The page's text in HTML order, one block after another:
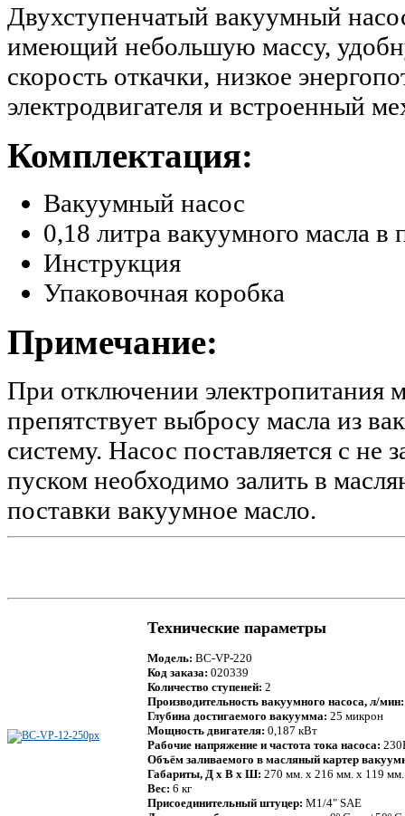
Двухступенчатый вакуумный
имеющий небольшую массу,
скорость откачки, низкое
электродвигателя и встроенный
Комплектация:
Вакуумный насос
0,18 литра вакуумного масла в
Инструкция
Упаковочная коробка
Примечание:
При отключении электропитания
препятствует выбросу масла из
систему. Насос поставляется с
пуском необходимо залить в
поставки вакуумное масло.
Технические параметры
Модель: BC-VP-220
Код заказа: 020339
Количество ступеней: 2
Производительность вакуумного насоса, л/мин:
Глубина достигаемого вакуумма: 25 микрон
Мощность двигателя: 0,187 кВт
Рабочие напряжение и частота тока насоса:
Объём заливаемого в масляный картер
Габариты, Д х В х Ш: 270 мм. х 216 мм. х 119 мм.
Вес: 6 кг
Присоединительный штуцер: M1/4" SAE